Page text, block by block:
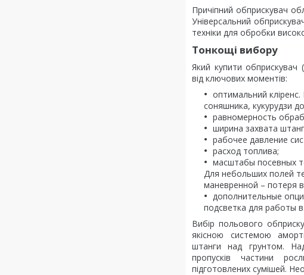
Причіпний обприскувач
Універсальний
техніки для обробки
Тонкощі вибору
Який купити обприскувач
від ключових моментів:
оптимальний
соняшника, кукурудзи
равномерность
ширина захвата
рабочее давление
расход топлива;
масштабы посевных
Для небольших полей
маневренной – потеря
дополнительные
подсветка для работы
Вибір польового
якісною системою
штанги над грунтом.
пропусків частини
підготовлених сумішей.